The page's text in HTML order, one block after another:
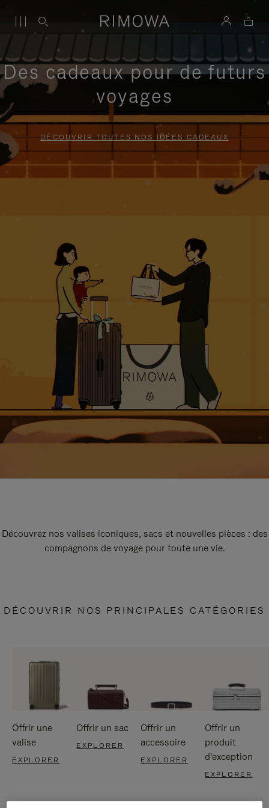
Des cadeaux pour de futurs
voyages
DÉCOUVRIR TOUTES NOS IDÉES CADEAUX
Découvrez nos valises iconiques, sacs et nouvelles pièces : des
compagnons de voyage pour toute une vie.
DÉCOUVRIR NOS PRINCIPALES CATÉGORIES
Offrir une
valise
EXPLORER
Offrir un sac
EXPLORER
Offrir un
accessoire
EXPLORER
Offrir un
produit
d'exception
EXPLORER